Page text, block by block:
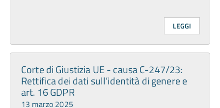
LEGGI
Corte di Giustizia UE - causa C-247/23:
Rettifica dei dati sull’identità di genere e
art. 16 GDPR
13 marzo 2025